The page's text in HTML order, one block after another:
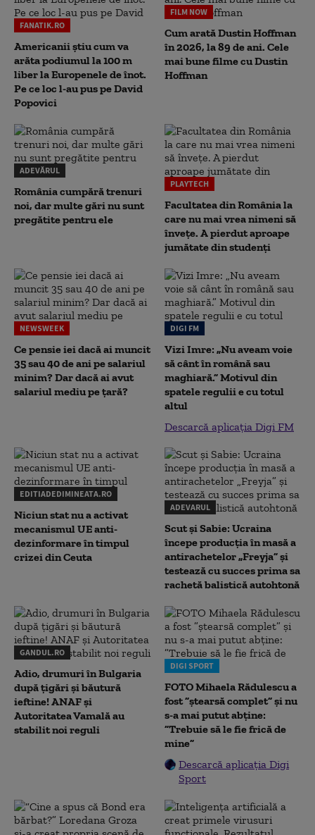
FANATIK.RO
Americanii știu cum va
arăta podiumul la 100 m
liber la Europenele de înot.
Pe ce loc l-au pus pe David
Popovici
FILM NOW
Cum arată Dustin Hoffman
în 2026, la 89 de ani. Cele
mai bune filme cu Dustin
Hoffman
ADEVĂRUL
România cumpără trenuri
noi, dar multe gări nu sunt
pregătite pentru ele
PLAYTECH
Facultatea din România la
care nu mai vrea nimeni să
înveţe. A pierdut aproape
jumătate din studenţi
NEWSWEEK
Ce pensie iei dacă ai muncit
35 sau 40 de ani pe salariul
minim? Dar dacă ai avut
salariul mediu pe țară?
DIGI FM
Vizi Imre: „Nu aveam voie
să cânt în română sau
maghiară.” Motivul din
spatele regulii e cu totul
altul
Descarcă aplicația Digi FM
EDITIADEDIMINEATA.RO
Niciun stat nu a activat
mecanismul UE anti-
dezinformare în timpul
crizei din Ceuta
ADEVARUL
Scut și Sabie: Ucraina
începe producția în masă a
antirachetelor „Freyja” și
testează cu succes prima sa
rachetă balistică autohtonă
GANDUL.RO
Adio, drumuri în Bulgaria
după țigări și băutură
ieftine! ANAF și
Autoritatea Vamală au
stabilit noi reguli
DIGI SPORT
FOTO Mihaela Rădulescu a
fost ”ștearsă complet” și nu
s-a mai putut abține:
”Trebuie să le fie frică de
mine”
Descarcă aplicația Digi
Sport